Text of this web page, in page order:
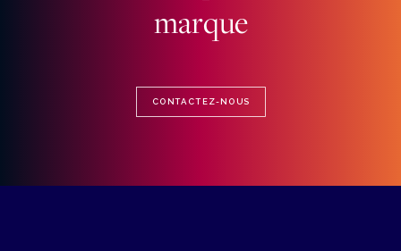
marque
CONTACTEZ-NOUS